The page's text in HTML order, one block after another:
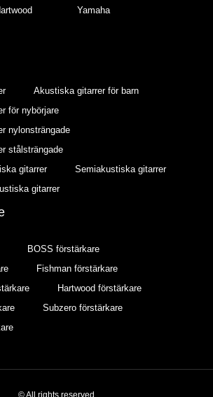
Yamaha
Akustiska gitarrer för barn
för nybörjare
nylonsträngade
stålsträngade
gitarrer
Semiakustiska gitarrer
gitarrer
BOSS förstärkare
Fishman förstärkare
Hartwood förstärkare
Subzero förstärkare
© All rights reserved